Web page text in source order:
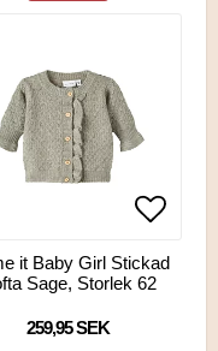
favoritlistan
favoritlistanLägg
Lägg
it Baby Girl Stickad
Sage, Storlek 62
259,95 SEK